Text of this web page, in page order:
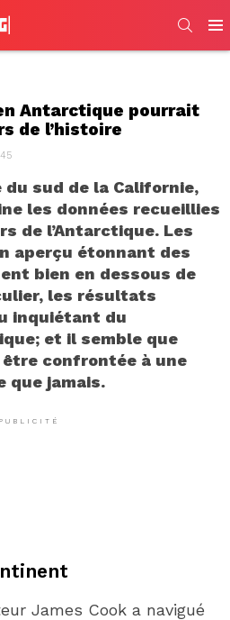
Antarctique pourrait
de l’histoire
sud de la Californie,
les données recueillies
de l’Antarctique. Les
aperçu étonnant des
bien en dessous de
les résultats
inquiétant du
et il semble que
confrontée à une
que jamais.
PUBLICITÉ
James Cook a navigué